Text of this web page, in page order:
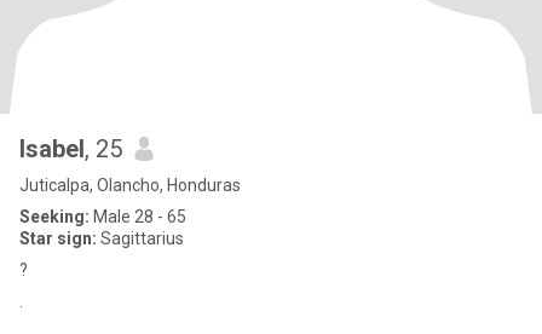
Isabel, 25
Juticalpa, Olancho, Honduras
Seeking: Male 28 - 65
Star sign: Sagittarius
?